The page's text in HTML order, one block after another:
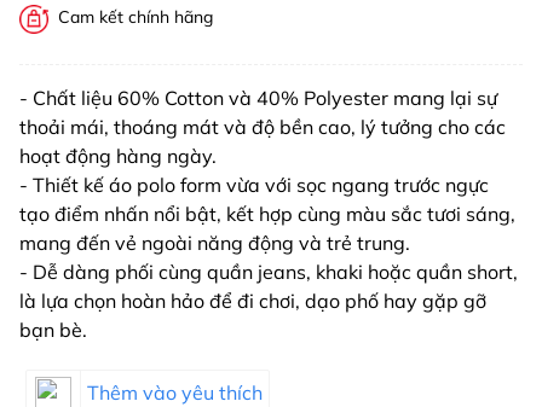
Cam kết chính hãng
- Chất liệu 60% Cotton và 40% Polyester mang lại sự
thoải mái, thoáng mát và độ bền cao, lý tưởng cho các
hoạt động hàng ngày.
- Thiết kế áo polo form vừa với sọc ngang trước ngực
tạo điểm nhấn nổi bật, kết hợp cùng màu sắc tươi sáng,
mang đến vẻ ngoài năng động và trẻ trung.
- Dễ dàng phối cùng quần jeans, khaki hoặc quần short,
là lựa chọn hoàn hảo để đi chơi, dạo phố hay gặp gỡ
bạn bè.
Thêm vào yêu thích